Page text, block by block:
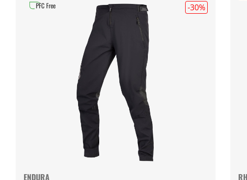
-30%
ENDURA
PFC Free